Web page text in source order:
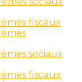
fiscaux
sociaux
fiscaux